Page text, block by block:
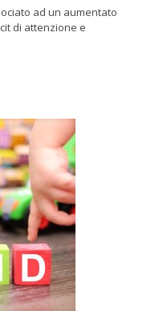
ad un aumentato
di attenzione e